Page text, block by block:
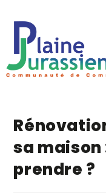
sa maison
prendre ?